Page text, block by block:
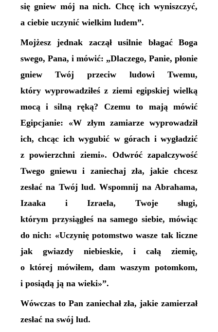
się gniew mój na nich. Chcę ich wyniszczyć,
a ciebie uczynić wielkim ludem”.
Mojżesz jednak zaczął usilnie błagać Boga
swego, Pana, i mówić: „Dlaczego, Panie, płonie
gniew Twój przeciw ludowi Twemu,
który wyprowadziłeś z ziemi egipskiej wielką
mocą i silną ręką? Czemu to mają mówić
Egipcjanie: «W złym zamiarze wyprowadził
ich, chcąc ich wygubić w górach i wygładzić
z powierzchni ziemi». Odwróć zapalczywość
Twego gniewu i zaniechaj zła, jakie chcesz
zesłać na Twój lud. Wspomnij na Abrahama,
Izaaka i Izraela, Twoje sługi,
którym przysiągłeś na samego siebie, mówiąc
do nich: «Uczynię potomstwo wasze tak liczne
jak gwiazdy niebieskie, i całą ziemię,
o której mówiłem, dam waszym potomkom,
i posiądą ją na wieki»”.
Wówczas to Pan zaniechał zła, jakie zamierzał
zesłać na swój lud.